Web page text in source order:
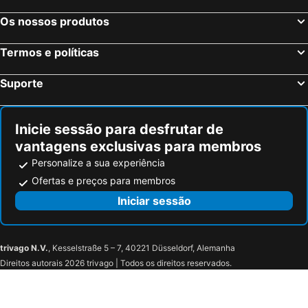
Feldberg, bed and breakfasts
Hinterzarten, bed and breakfasts
Eglisau, bed and breakfasts
Bütschwil, bed and breakfasts
Stockach, bed and breakfasts
Ramsen, bed and breakfasts
Os nossos produtos
Termos e políticas
Suporte
Inicie sessão para desfrutar de
vantagens exclusivas para membros
Personalize a sua experiência
Ofertas e preços para membros
Iniciar sessão
trivago N.V., Kesselstraße 5 – 7, 40221 Düsseldorf, Alemanha
Direitos autorais 2026 trivago | Todos os direitos reservados.